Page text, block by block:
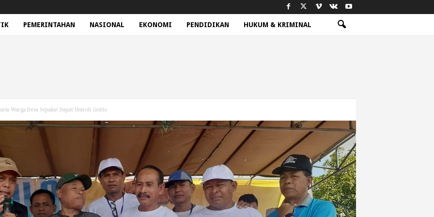
PEMERINTAHAN NASIONAL EKONOMI PENDIDIKAN HUKUM & KRIMINAL
Warga Desa Sepakat Dapat Umroh Gratis